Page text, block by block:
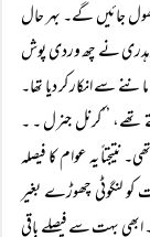
جائیں گے۔ بہر حال
چوہدری نے چھ وردی پوش
سے انکار کر دیا تھا۔
تھے، ’’کرنل جنرل ۔ ۔
یہ عوام کا فیصلہ
کو لنگوٹی چھوڑے بغیر
ابھی بہت سے فیصلے باقی